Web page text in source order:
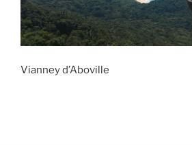
Vianney d’Aboville